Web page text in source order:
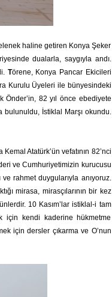
haline getiren Konya Şeker
dualarla, saygıyla andı.
Törene, Konya Pancar Ekicileri
Kurulu Üyeleri ile bünyesindeki
Önder’in, 82 yıl önce ebediyete
bulunuldu, İstiklal Marşı okundu.
Atatürk’ün vefatının 82’nci
ve Cumhuriyetimizin kurucusu
rahmet duygularıyla anıyoruz.
mirasa, mirasçılarının bir kez
10 Kasım’lar istiklal-i tam
için kendi kaderine hükmetme
için dersler çıkarma ve O’nun